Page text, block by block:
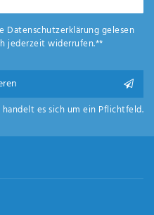
Daten­schutz­erklärunggelesen
jederzeit widerrufen.**
es sich um ein Pflichtfeld.